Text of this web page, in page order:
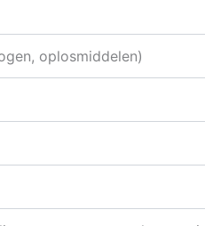
oplosmiddelen)